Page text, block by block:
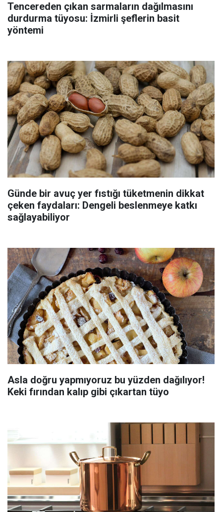
Tencereden çıkan sarmaların dağılmasını
durdurma tüyosu: İzmirli şeflerin basit
yöntemi
Günde bir avuç yer fıstığı tüketmenin dikkat
çeken faydaları: Dengeli beslenmeye katkı
sağlayabiliyor
Asla doğru yapmıyoruz bu yüzden dağılıyor!
Keki fırından kalıp gibi çıkartan tüyo